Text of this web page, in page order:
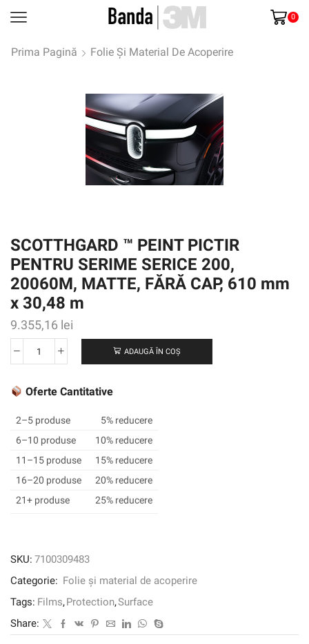
0
Prima Pagină Folie Și Material De Acoperire
SCOTTHGARD ™ PEINT PICTIR
PENTRU SERIME SERICE 200,
20060M, MATTE, FĂRĂ CAP, 610 mm
x 30,48 m
9.355,16 lei
Cantitate
™
PICTIR
PENTRU
SERIME
SERICE
200,
20060M,
610
x
30,48
ADAUGĂ ÎN COȘ
Oferte Cantitative
2–5 produse
5% reducere
6–10 produse
10% reducere
11–15 produse
15% reducere
16–20 produse
20% reducere
21+ produse
25% reducere
SKU: 7100309483
Categorie: Folie și material de acoperire
Tags: Films,Protection,Surface
Share: